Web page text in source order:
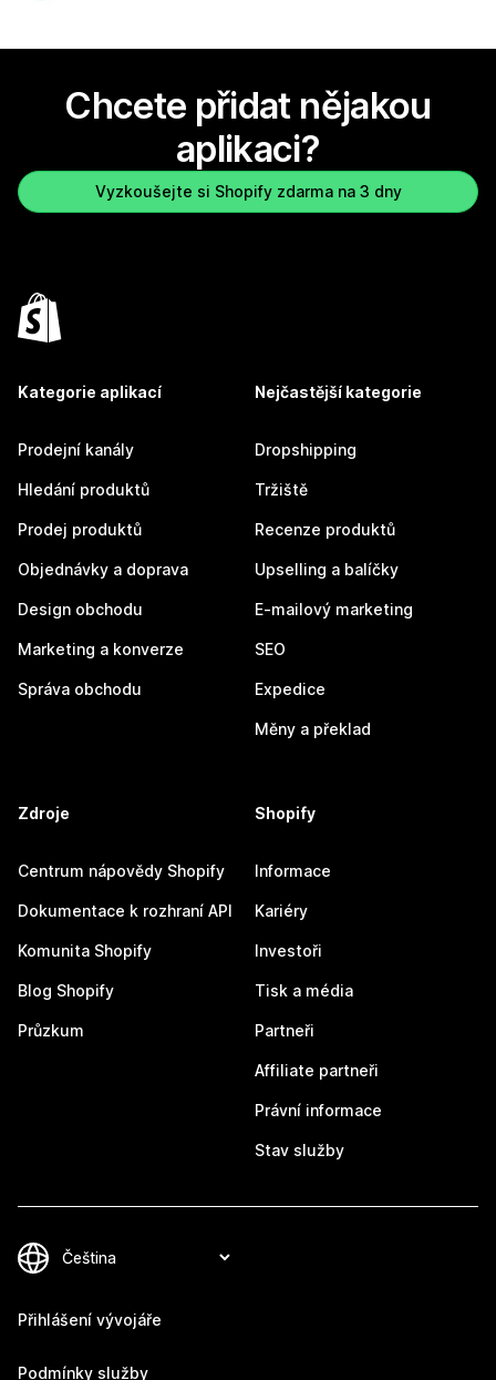
Chcete přidat nějakou
aplikaci?
Vyzkoušejte si Shopify zdarma na 3 dny
Kategorie aplikací
Prodejní kanály
Hledání produktů
Prodej produktů
Objednávky a doprava
Design obchodu
Marketing a konverze
Správa obchodu
Nejčastější kategorie
Dropshipping
Tržiště
Recenze produktů
Upselling a balíčky
E-mailový marketing
SEO
Expedice
Měny a překlad
Zdroje
Centrum nápovědy Shopify
Dokumentace k rozhraní API
Komunita Shopify
Blog Shopify
Průzkum
Shopify
Informace
Kariéry
Investoři
Tisk a média
Partneři
Affiliate partneři
Právní informace
Stav služby
Přihlášení vývojáře
Podmínky služby